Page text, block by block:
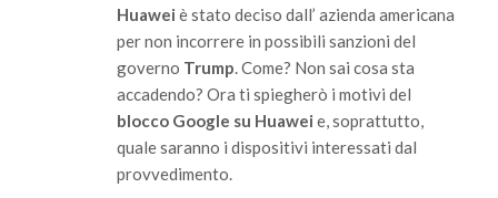
Huawei è stato deciso dall’ azienda americana
per non incorrere in possibili sanzioni del
governo Trump. Come? Non sai cosa sta
accadendo? Ora ti spiegherò i motivi del
blocco Google su Huawei e, soprattutto,
quale saranno i dispositivi interessati dal
provvedimento.